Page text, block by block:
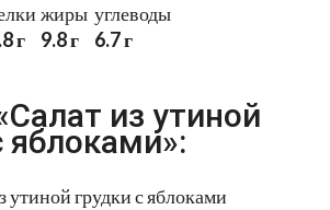
г
жиры
9.8 г
углеводы
6.7 г
из утиной
яблоками»: